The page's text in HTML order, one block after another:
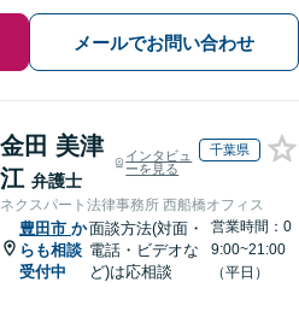
メールでお問い合わせ
金田 美津
江 弁護士
インタビュ
ーを見る
千葉県
ネクスパート法律事務所 西船橋オフィス
豊田市 か
らも相談
受付中
面談方法(対面・
電話・ビデオな
ど)は応相談
営業時間：0
9:00~21:00
（平日）